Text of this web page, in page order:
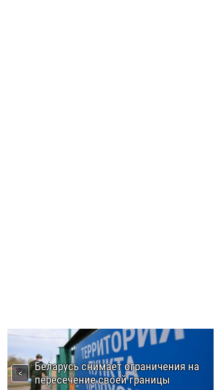
Беларусь снимает ограничения на
пересечение своей границы